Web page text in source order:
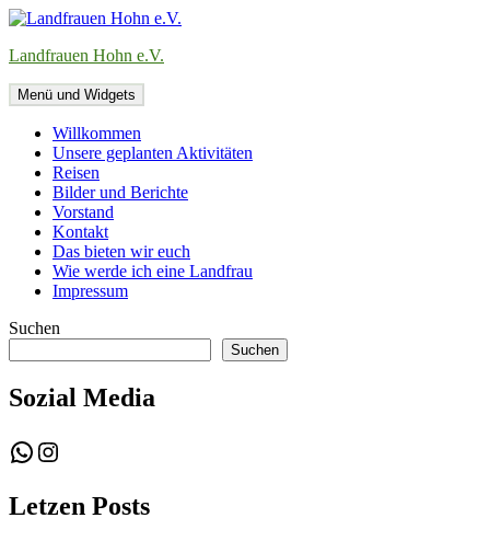
Zum
springen
Landfrauen Hohn e.V.
Menü und Widgets
Willkommen
Unsere geplanten Aktivitäten
Reisen
Bilder und Berichte
Vorstand
Kontakt
Das bieten wir euch
Wie werde ich eine Landfrau
Impressum
Suchen
Suchen
Sozial Media
WhatsApp
Instagram
Letzen Posts